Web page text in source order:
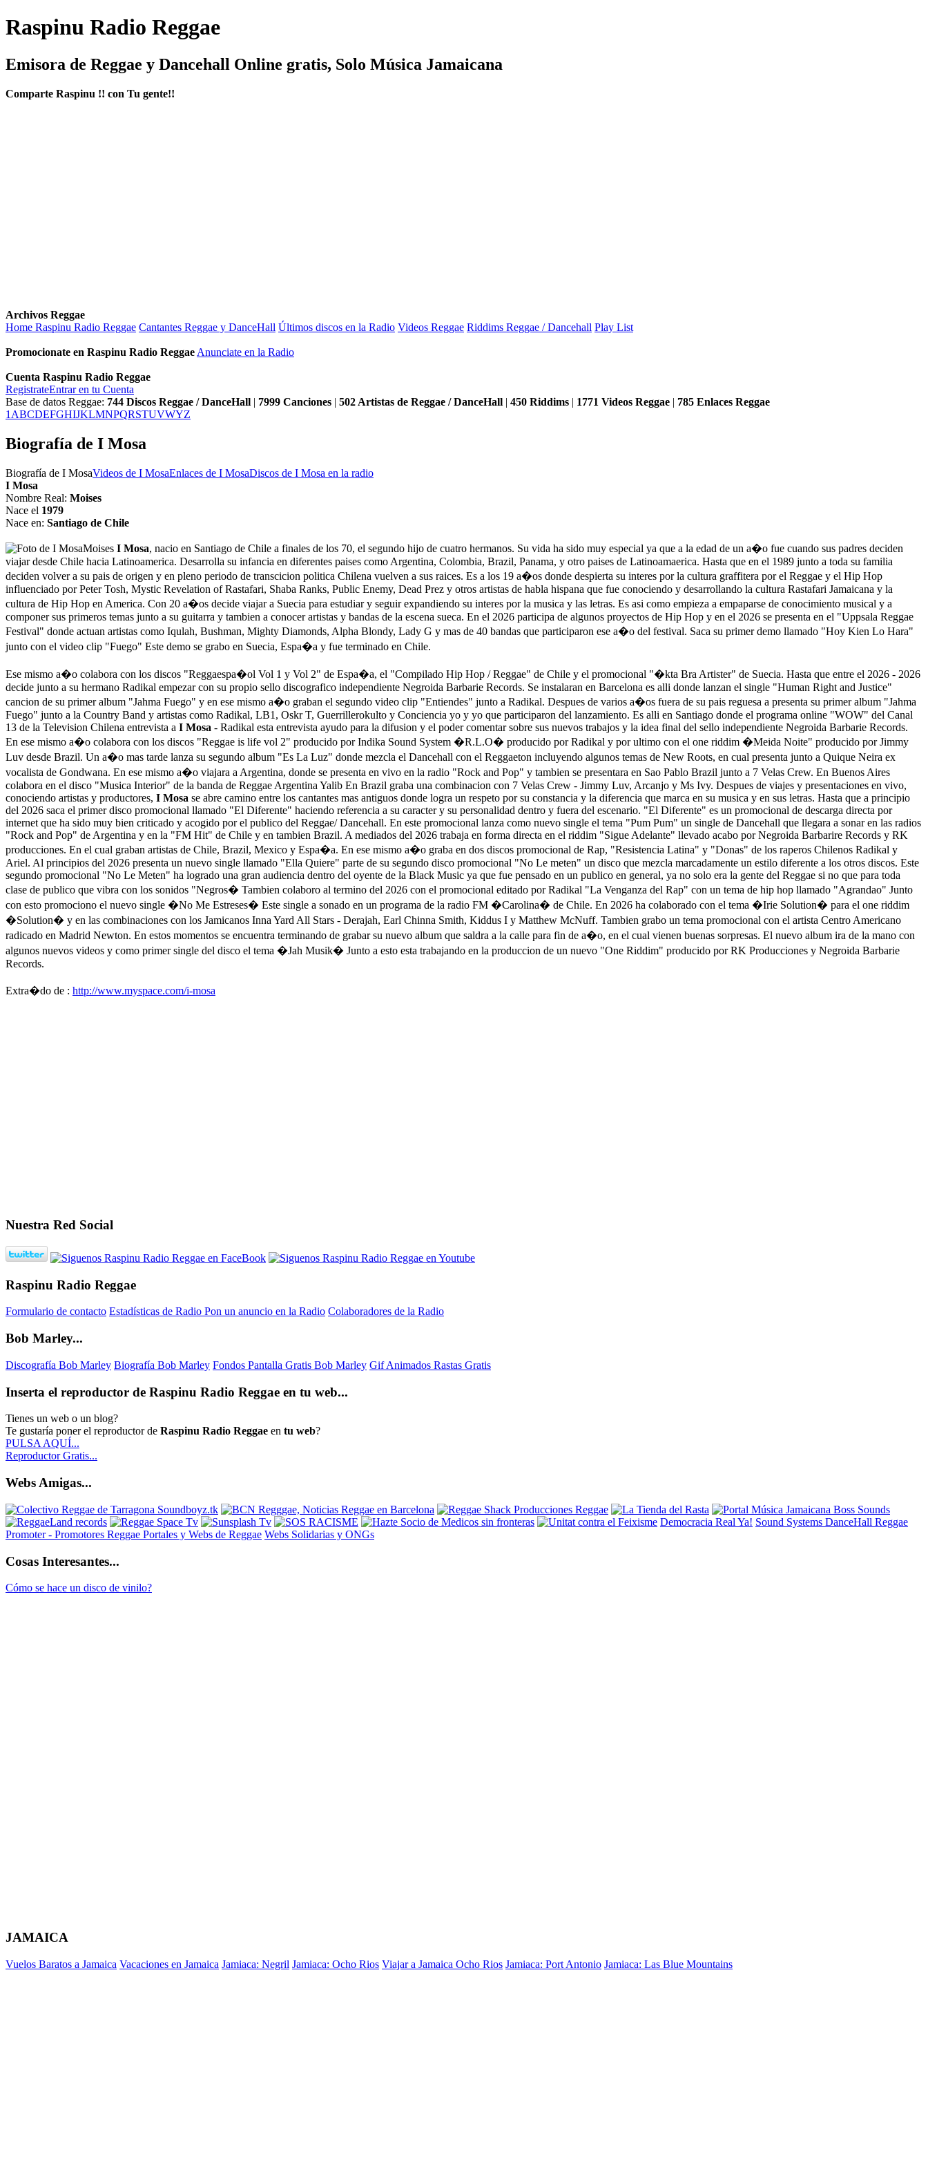
Raspinu Radio Reggae
Emisora de Reggae y Dancehall Online gratis, Solo Música Jamaicana
Comparte Raspinu !! con Tu gente!!
Archivos Reggae
Home Raspinu Radio Reggae Cantantes Reggae y DanceHall Últimos discos en la Radio Videos Reggae Riddims Reggae / Dancehall Play List
Promocionate en Raspinu Radio Reggae Anunciate en la Radio
Cuenta Raspinu Radio Reggae
RegistrateEntrar en tu Cuenta
Base de datos Reggae: 744 Discos Reggae / DanceHall | 7999 Canciones | 502 Artistas de Reggae / DanceHall | 450 Riddims | 1771 Videos Reggae | 785 Enlaces Reggae
1 ABCDEFGHIJKLMNPQRSTUVWYZ
Biografía de I Mosa
Biografía de I MosaVideos de I MosaEnlaces de I MosaDiscos de I Mosa en la radio
I Mosa
Nombre Real: Moises
Nace el 1979
Nace en: Santiago de Chile
Moises I Mosa, nacio en Santiago de Chile a finales de los 70, el segundo hijo de cuatro hermanos. Su vida ha sido muy especial ya que a la edad de un a�o fue cuando sus padres deciden
viajar desde Chile hacia Latinoamerica. Desarrolla su infancia en diferentes paises como Argentina, Colombia, Brazil, Panama, y otro paises de Latinoamaerica. Hasta que en el 1989 junto a toda su familia
deciden volver a su pais de origen y en pleno periodo de transcicion politica Chilena vuelven a sus raices. Es a los 19 a�os donde despierta su interes por la cultura graffitera por el Reggae y el Hip Hop
influenciado por Peter Tosh, Mystic Revelation of Rastafari, Shaba Ranks, Public Enemy, Dead Prez y otros artistas de habla hispana que fue conociendo y desarrollando la cultura Rastafari Jamaicana y la
cultura de Hip Hop en America. Con 20 a�os decide viajar a Suecia para estudiar y seguir expandiendo su interes por la musica y las letras. Es asi como empieza a empaparse de conocimiento musical y a
componer sus primeros temas junto a su guitarra y tambien a conocer artistas y bandas de la escena sueca. En el 2026 participa de algunos proyectos de Hip Hop y en el 2026 se presenta en el "Uppsala Reggae
Festival" donde actuan artistas como Iqulah, Bushman, Mighty Diamonds, Alpha Blondy, Lady G y mas de 40 bandas que participaron ese a�o del festival. Saca su primer demo llamado "Hoy Kien Lo Hara"
junto con el video clip "Fuego" Este demo se grabo en Suecia, Espa�a y fue terminado en Chile.
Ese mismo a�o colabora con los discos "Reggaespa�ol Vol 1 y Vol 2" de Espa�a, el "Compilado Hip Hop / Reggae" de Chile y el promocional "�kta Bra Artister" de Suecia. Hasta que entre el 2026 - 2026
decide junto a su hermano Radikal empezar con su propio sello discografico independiente Negroida Barbarie Records. Se instalaran en Barcelona es alli donde lanzan el single "Human Right and Justice"
cancion de su primer album "Jahma Fuego" y en ese mismo a�o graban el segundo video clip "Entiendes" junto a Radikal. Despues de varios a�os fuera de su pais reguesa a presenta su primer album "Jahma
Fuego" junto a la Country Band y artistas como Radikal, LB1, Oskr T, Guerrillerokulto y Conciencia yo y yo que participaron del lanzamiento. Es alli en Santiago donde el programa online "WOW" del Canal
13 de la Television Chilena entrevista a I Mosa - Radikal esta entrevista ayudo para la difusion y el poder comentar sobre sus nuevos trabajos y la idea final del sello independiente Negroida Barbarie Records.
En ese mismo a�o colabora con los discos "Reggae is life vol 2" producido por Indika Sound System �R.L.O� producido por Radikal y por ultimo con el one riddim �Meida Noite" producido por Jimmy
Luv desde Brazil. Un a�o mas tarde lanza su segundo album "Es La Luz" donde mezcla el Dancehall con el Reggaeton incluyendo algunos temas de New Roots, en cual presenta junto a Quique Neira ex
vocalista de Gondwana. En ese mismo a�o viajara a Argentina, donde se presenta en vivo en la radio "Rock and Pop" y tambien se presentara en Sao Pablo Brazil junto a 7 Velas Crew. En Buenos Aires
colabora en el disco "Musica Interior" de la banda de Reggae Argentina Yalib En Brazil graba una combinacion con 7 Velas Crew - Jimmy Luv, Arcanjo y Ms Ivy. Despues de viajes y presentaciones en vivo,
conociendo artistas y productores, I Mosa se abre camino entre los cantantes mas antiguos donde logra un respeto por su constancia y la diferencia que marca en su musica y en sus letras. Hasta que a principio
del 2026 saca el primer disco promocional llamado "El Diferente" haciendo referencia a su caracter y su personalidad dentro y fuera del escenario. "El Diferente" es un promocional de descarga directa por
internet que ha sido muy bien criticado y acogido por el publico del Reggae/ Dancehall. En este promocional lanza como nuevo single el tema "Pum Pum" un single de Dancehall que llegara a sonar en las radios
"Rock and Pop" de Argentina y en la "FM Hit" de Chile y en tambien Brazil. A mediados del 2026 trabaja en forma directa en el riddim "Sigue Adelante" llevado acabo por Negroida Barbarire Records y RK
producciones. En el cual graban artistas de Chile, Brazil, Mexico y Espa�a. En ese mismo a�o graba en dos discos promocional de Rap, "Resistencia Latina" y "Donas" de los raperos Chilenos Radikal y
Ariel. Al principios del 2026 presenta un nuevo single llamado "Ella Quiere" parte de su segundo disco promocional "No Le meten" un disco que mezcla marcadamente un estilo diferente a los otros discos. Este
segundo promocional "No Le Meten" ha logrado una gran audiencia dentro del oyente de la Black Music ya que fue pensado en un publico en general, ya no solo era la gente del Reggae si no que para toda
clase de publico que vibra con los sonidos "Negros� Tambien colaboro al termino del 2026 con el promocional editado por Radikal "La Venganza del Rap" con un tema de hip hop llamado "Agrandao" Junto
con esto promociono el nuevo single �No Me Estreses� Este single a sonado en un programa de la radio FM �Carolina� de Chile. En 2026 ha colaborado con el tema �Irie Solution� para el one riddim
�Solution� y en las combinaciones con los Jamicanos Inna Yard All Stars - Derajah, Earl Chinna Smith, Kiddus I y Matthew McNuff. Tambien grabo un tema promocional con el artista Centro Americano
radicado en Madrid Newton. En estos momentos se encuentra terminando de grabar su nuevo album que saldra a la calle para fin de a�o, en el cual vienen buenas sorpresas. El nuevo album ira de la mano con
algunos nuevos videos y como primer single del disco el tema �Jah Musik� Junto a esto esta trabajando en la produccion de un nuevo "One Riddim" producido por RK Producciones y Negroida Barbarie
Records.
Extra�do de : http://www.myspace.com/i-mosa
Nuestra Red Social
Raspinu Radio Reggae
Formulario de contacto Estadísticas de Radio Pon un anuncio en la Radio Colaboradores de la Radio
Bob Marley...
Discografía Bob Marley Biografía Bob Marley Fondos Pantalla Gratis Bob Marley Gif Animados Rastas Gratis
Inserta el reproductor de Raspinu Radio Reggae en tu web...
Tienes un web o un blog?
Te gustaría poner el reproductor de Raspinu Radio Reggae en tu web?
PULSA AQUÍ...
Reproductor Gratis...
Webs Amigas...
Democracia Real Ya! Sound Systems DanceHall Reggae
Promoter - Promotores Reggae Portales y Webs de Reggae Webs Solidarias y ONGs
Cosas Interesantes...
Cómo se hace un disco de vinilo?
JAMAICA
Vuelos Baratos a Jamaica Vacaciones en Jamaica Jamiaca: Negril Jamiaca: Ocho Rios Viajar a Jamaica Ocho Rios Jamiaca: Port Antonio Jamiaca: Las Blue Mountains